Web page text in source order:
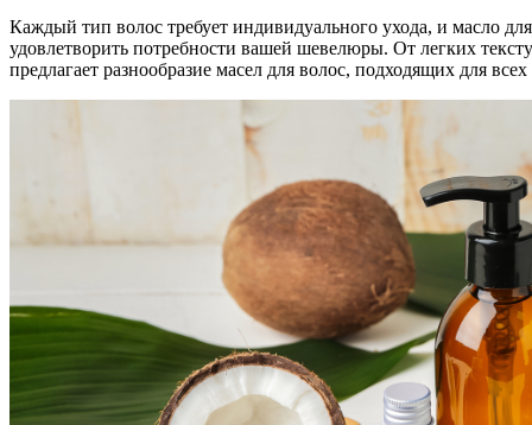
Каждый тип волос требует индивидуального ухода, и масло
удовлетворить потребности вашей шевелюры. От легких
предлагает разнообразие масел для волос, подходящих для